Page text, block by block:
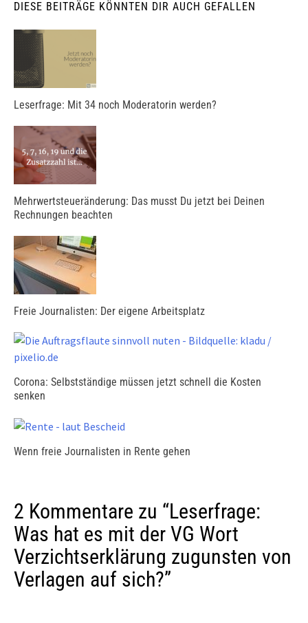
DIESE BEITRÄGE KÖNNTEN DIR AUCH GEFALLEN
Leserfrage: Mit 34 noch Moderatorin werden?
Mehrwertsteueränderung: Das musst Du jetzt bei Deinen
Rechnungen beachten
Freie Journalisten: Der eigene Arbeitsplatz
Corona: Selbstständige müssen jetzt schnell die Kosten
senken
Wenn freie Journalisten in Rente gehen
2 Kommentare zu “Leserfrage:
Was hat es mit der VG Wort
Verzichtserklärung zugunsten von
Verlagen auf sich?”